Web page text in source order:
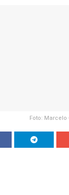
Foto: